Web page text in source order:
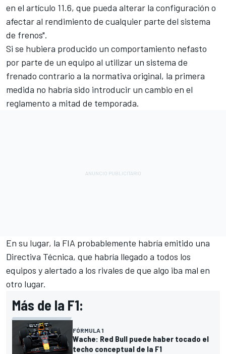
en el artículo 11.6, que pueda alterar la configuración o
afectar al rendimiento de cualquier parte del sistema
de frenos".
Si se hubiera producido un comportamiento nefasto
por parte de un equipo al utilizar un sistema de
frenado contrario a la normativa original, la primera
medida no habría sido introducir un cambio en el
reglamento a mitad de temporada.
En su lugar, la FIA probablemente habría emitido una
Directiva Técnica, que habría llegado a todos los
equipos y alertado a los rivales de que algo iba mal en
otro lugar.
Más de la F1:
FÓRMULA 1
Wache: Red Bull puede haber tocado el
techo conceptual de la F1